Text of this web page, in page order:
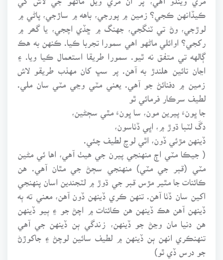
ڪيڏانهن ڪجي؟ زمين ۾ پورجي، باهه ۾ ساڙجي، پاڻي ۾
لوڙجي، وڻ تي ٽنگجي، جهنگ ۾ ڇڏي اچجي، يا گھر ۾
رکجي؟ اوائلي ماڻهو اهي سمورا تجربا ڪيا. ڪنهن به هڪ
ڳالهه تي متفق نه ٿيو. سمورا طريقا استعمال ڪيا ويا. ۽
اڃان تائين هلندڙ به آهن. پر سڀ کان مهذب طريقو لاش
زمين ۾ دفنائڻ جو آهي. يعني مٽي وڃي مٽي سان ملي.
لطيف سرڪار فرمائي ٿو
جا ڀونءَ پيرين مون، سا ڀونءَ مٿي سڄڻين،
دڱ لٽبا ڌوڙ ۾، اڀي ڏٺاسون،
ڏينهن مڙئي ڏون، اٿي لوچ لطيف چئي.
( جيڪا مٽي اڄ منهنجي پيرن جي هيٺ آهي، اها ئي مڻين
مٽي (قبر جي مٽي) منهنجي سڄڻ جي مٿان آهي. هن
ڪائنات جا مٿير مڙس قبر جي ڌوڙ ۾ لٽجندين اسان پنهنجي
اکين سان ڏٺا آهن. تنهن ڪري ڏينهن ڏون آهن، معني ته ٻه
ڏينهن آهن هڪ ڏينهن هن ڪائنات ۾ اچڻ جو ۽ ٻيو ڏينهن
هن دنيا مان وڃڻ جو ڏينهن، زندگي ٻن ڏينهن جي آهي
تنهنڪري انهن ٻن ڏينهن ۾ لطيف سائين لوچڻ ۽ جاکوڙڻ
جو درس ڏي ٿو)